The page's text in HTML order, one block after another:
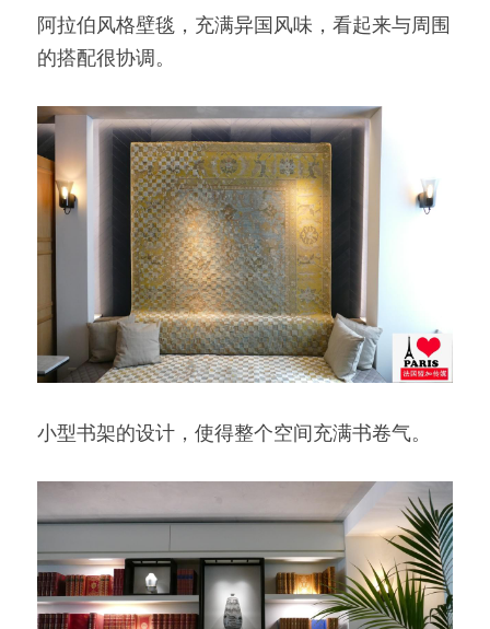
阿拉伯风格壁毯，充满异国风味，看起来与周围
的搭配很协调。
小型书架的设计，使得整个空间充满书卷气。